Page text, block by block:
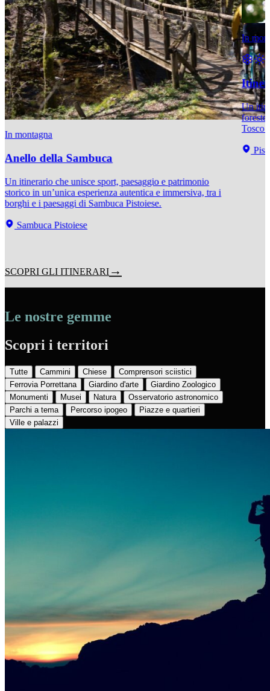
In montagna
Anello della Sambuca
Un itinerario che unisce sport, paesaggio e patrimonio
storico in un’unica esperienza autentica e immersiva, tra i
borghi e i paesaggi di Sambuca Pistoiese.
Sambuca Pistoiese
In
Un
foreste
Tosco
SCOPRI GLI ITINERARI
Le nostre gemme
Scopri i territori
Tutte Cammini Chiese
Comprensori sciistici
Ferrovia Porrettana
Giardino d'arte
Giardino Zoologico
Monumenti
Musei Natura
Osservatorio astronomico
Parchi a tema
Percorso ipogeo
Piazze e quartieri
Ville e palazzi